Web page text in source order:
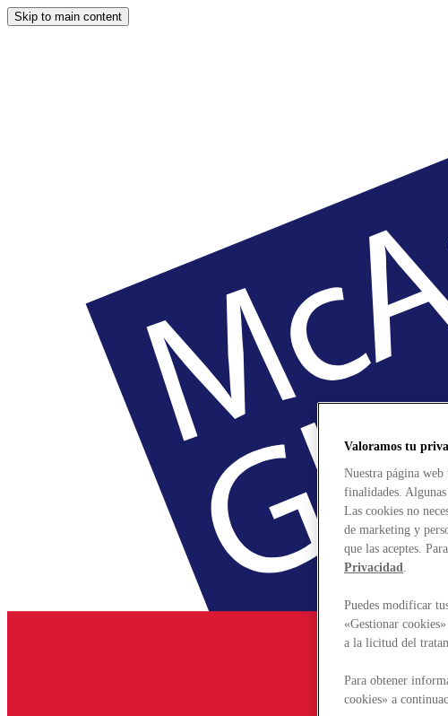
Skip to main content
Valoramos tu
Nuestra página
finalidades.
Las cookies no
de marketing y
que las aceptes.
Privacidad.
Puedes modificar
«Gestionar
a la licitud del
Para obtener
cookies» a